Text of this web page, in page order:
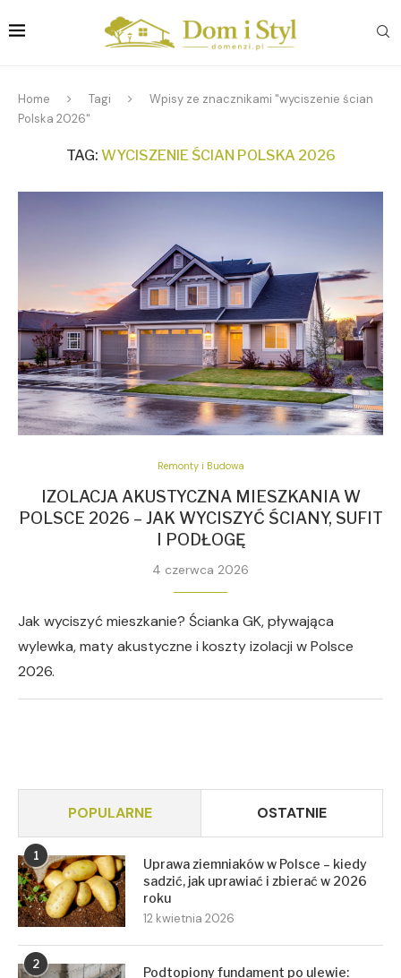
Home Tagi
Wpisy ze znacznikami "wyciszenie ścian
Polska 2026"
TAG: WYCISZENIE ŚCIAN POLSKA 2026
Remonty i Budowa
IZOLACJA AKUSTYCZNA MIESZKANIA W
POLSCE 2026 – JAK WYCISZYĆ ŚCIANY, SUFIT
I PODŁOGĘ
4 czerwca 2026
Jak wyciszyć mieszkanie? Ścianka GK, pływająca
wylewka, maty akustyczne i koszty izolacji w Polsce
2026.
POPULARNE OSTATNIE
1
Uprawa ziemniaków w Polsce – kiedy
sadzić, jak uprawiać i zbierać w 2026
roku
12 kwietnia 2026
2
Podtopiony fundament po ulewie: